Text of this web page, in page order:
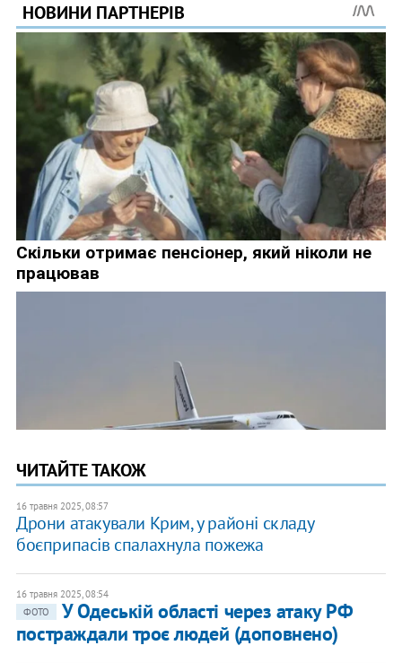
ЧИТАЙТЕ ТАКОЖ
16 травня 2025, 08:57
Дрони атакували Крим, у районі складу
боєприпасів спалахнула пожежа
16 травня 2025, 08:54
ФОТО
У Одеській області через атаку РФ
постраждали троє людей (доповнено)